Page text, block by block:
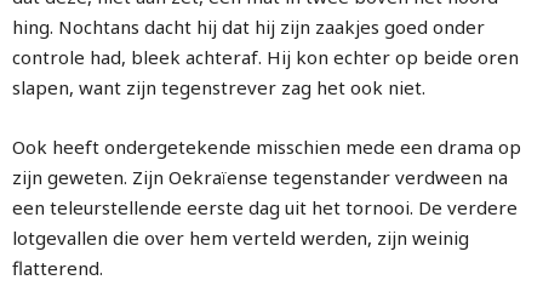
hing. Nochtans dacht hij dat hij zijn zaakjes goed onder
controle had, bleek achteraf. Hij kon echter op beide oren
slapen, want zijn tegenstrever zag het ook niet.
Ook heeft ondergetekende misschien mede een drama op
zijn geweten. Zijn Oekraïense tegenstander verdween na
een teleurstellende eerste dag uit het tornooi. De verdere
lotgevallen die over hem verteld werden, zijn weinig
flatterend.